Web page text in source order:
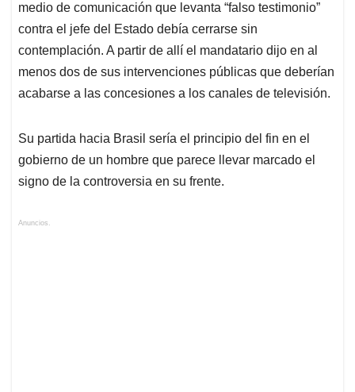
medio de comunicación que levanta “falso testimonio”
contra el jefe del Estado debía cerrarse sin
contemplación. A partir de allí el mandatario dijo en al
menos dos de sus intervenciones públicas que deberían
acabarse a las concesiones a los canales de televisión.
Su partida hacia Brasil sería el principio del fin en el
gobierno de un hombre que parece llevar marcado el
signo de la controversia en su frente.
Anuncios.